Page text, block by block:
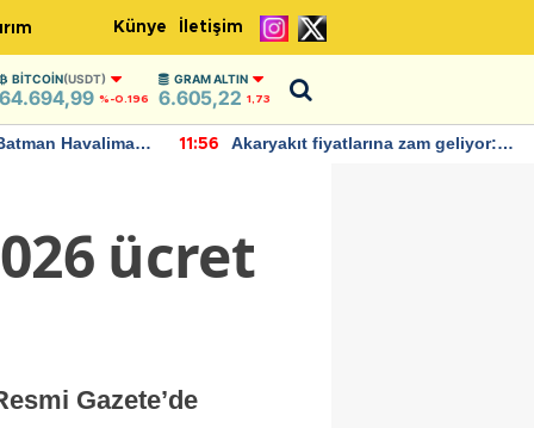
Künye İletişim
BITCOIN(USDT)
64.694,99 %-0.196
GRAM ALTIN
6.605,22 1,73
Havalimanı
11:56
Akaryakıt fiyatlarına zam geliyor:
ücret
Gazete’de